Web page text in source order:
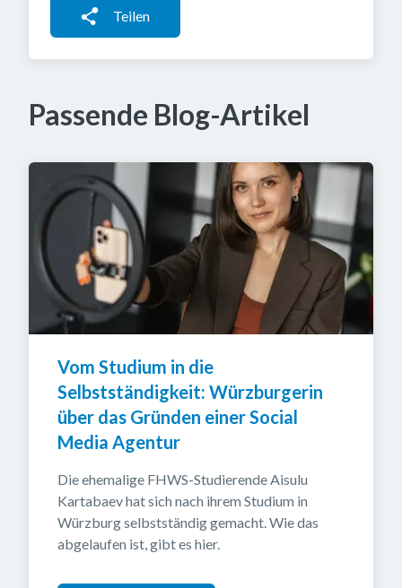
Teilen
Passende Blog-Artikel
Vom Studium in die
Selbstständigkeit: Würzburgerin
über das Gründen einer Social
Media Agentur
Die ehemalige FHWS-Studierende Aisulu
Kartabaev hat sich nach ihrem Studium in
Würzburg selbstständig gemacht. Wie das
abgelaufen ist, gibt es hier.